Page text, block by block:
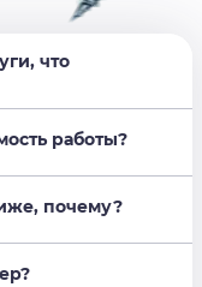
что
работы?
почему?